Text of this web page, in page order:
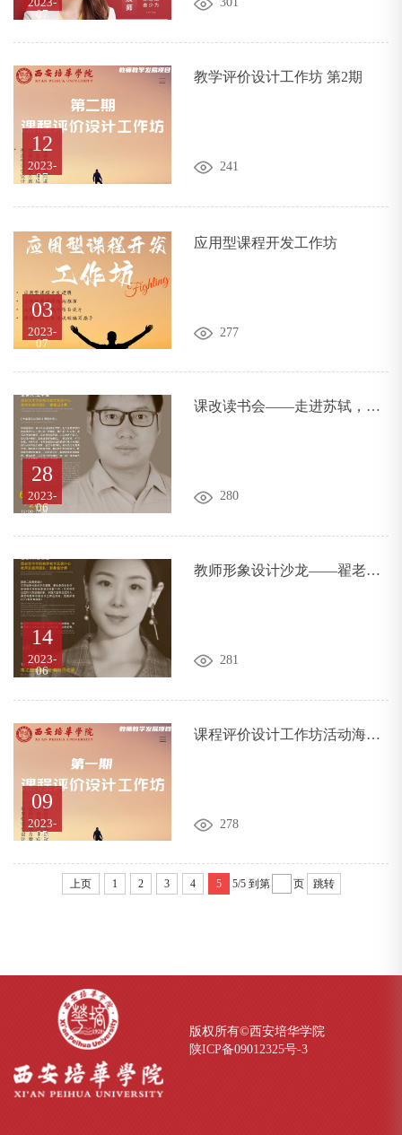
07
12
2023-
07
教学评价设计工作坊 第2期
241
03
2023-
07
应用型课程开发工作坊
277
28
2023-
06
课改读书会——走进苏轼，回
280
14
2023-
06
教师形象设计沙龙——翟老师
281
09
2023-
05
课程评价设计工作坊活动海报
278
上页 1 2 3 4 5 5/5 到第 页 跳转
版权所有©西安培华学院
陕ICP备09012325号-3